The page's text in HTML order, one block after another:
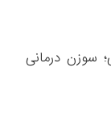
سوزن درمانی